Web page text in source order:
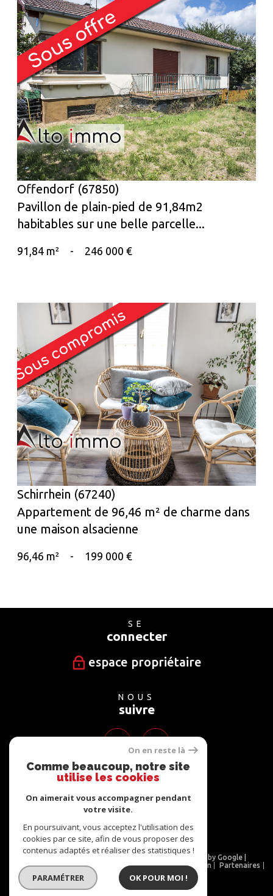
voir le bien
Offendorf (67850)
Pavillon de plain-pied de 91,84m2
habitables sur une belle parcelle...
91,84 m² - 246 000 €
voir le bien
Schirrhein (67240)
Appartement de 96,46 m² de charme dans
une maison alsacienne
96,46 m² - 199 000 €
SE
connecter
espace propriétaire
NOUS
suivre
NOUS
adhérons
© 2026 | Tous droits réservés | Traduction powered by Google |
Nos honoraires
Plan du site Mentions légales Admin
Partenaires
Politique RGPD
On en reste là
Comme beaucoup, notre site
utilise les cookies
On aimerait vous accompagner pendant
votre visite.
En poursuivant, vous acceptez l'utilisation des
cookies par ce site, afin de vous proposer des
contenus adaptés et réaliser des statistiques !
PARAMÉTRER OK POUR MOI !